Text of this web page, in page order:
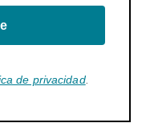
de privacidad.